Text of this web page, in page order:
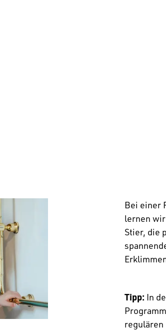
Bei einer
lernen
Stier, die
Tipp: In
regulären